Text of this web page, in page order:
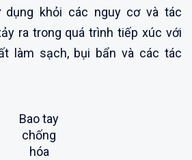
dụng khỏi các nguy cơ và tác
ra trong quá trình tiếp xúc với
làm sạch, bụi bẩn và các tác
Bao tay
chống
hóa